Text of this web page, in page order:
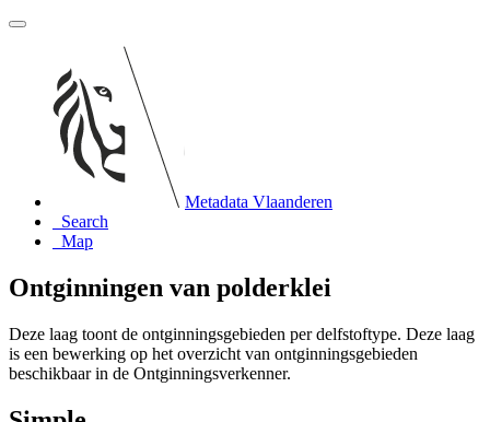
Metadata Vlaanderen
Search
Map
Ontginningen van polderklei
Deze laag toont de ontginningsgebieden per delfstoftype. Deze laag
is een bewerking op het overzicht van ontginningsgebieden
beschikbaar in de Ontginningsverkenner.